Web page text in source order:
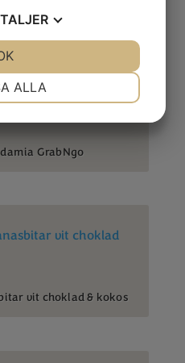
GrabNgo
GrabNgo
vit choklad & kokos
ALLA